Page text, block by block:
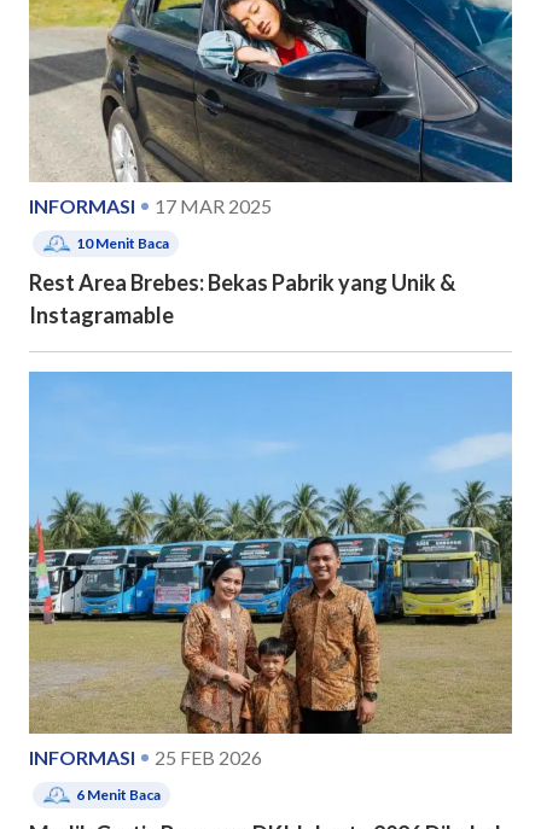
INFORMASI 17 MAR 2025
10Menit Baca
Rest Area Brebes: Bekas Pabrik yang Unik &
Instagramable
INFORMASI 25 FEB 2026
6 Menit Baca